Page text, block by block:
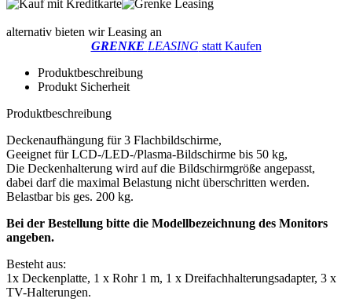
alternativ bieten wir Leasing an
GRENKE LEASING statt Kaufen
Produktbeschreibung
Produkt Sicherheit
Produktbeschreibung
Deckenaufhängung für 3 Flachbildschirme,
Geeignet für LCD-/LED-/Plasma-Bildschirme bis 50 kg,
Die Deckenhalterung wird auf die Bildschirmgröße angepasst,
dabei darf die maximal Belastung nicht überschritten werden.
Belastbar bis ges. 200 kg.
Bei der Bestellung bitte die Modellbezeichnung des Monitors
angeben.
Besteht aus:
1x Deckenplatte, 1 x Rohr 1 m, 1 x Dreifachhalterungsadapter, 3 x
TV-Halterungen.